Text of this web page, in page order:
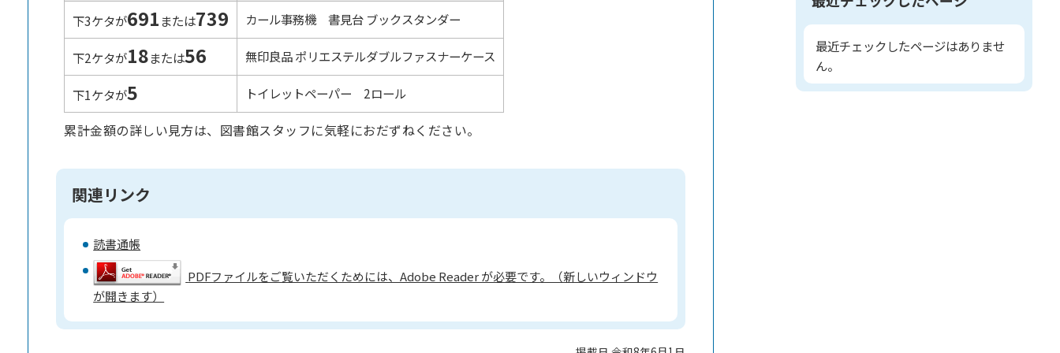
下3ケタが691 または739 カール事務機 書見台 ブックスタンダー
下2ケタが18または56 無印良品 ポリエステルダブルファスナーケース
下1ケタが5 トイレットペーパー 2ロール
累計金額の詳しい見方は、図書館スタッフに気軽におだずねください。
関連リンク
読書通帳
PDFファイルをご覧いただくためには、Adobe Reader が必要です。（新しいウィンドウ
が開きます）
最近チェックしたページはありませ
ん。